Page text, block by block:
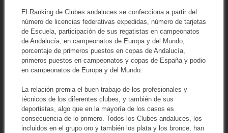
El Ranking de Clubes andaluces se confecciona a partir del
número de licencias federativas expedidas, número de tarjetas
de Escuela, participación de sus regatistas en campeonatos
de Andalucía, en campeonatos de Europa y del Mundo,
porcentaje de primeros puestos en copas de Andalucía,
primeros puestos en campeonatos y copas de España y podio
en campeonatos de Europa y del Mundo.
La relación premia el buen trabajo de los profesionales y
técnicos de los diferentes clubes, y también de sus
deportistas, algo que en la mayoría de los casos es
consecuencia de lo primero. Todos los Clubes andaluces, los
incluidos en el grupo oro y también los plata y los bronce, han